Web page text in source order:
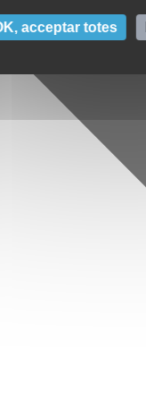
acceptar totes